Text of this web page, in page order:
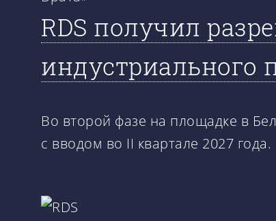
RDS получил
индустриального
Во второй фазе на площадке в
с вводом во II квартале 2027 года.